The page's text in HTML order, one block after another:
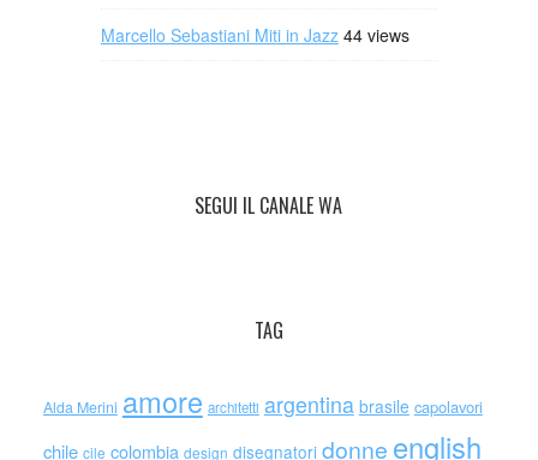
Marcello Sebastiani Miti in Jazz 44 views
SEGUI IL CANALE WA
TAG
Alda Merini amore architetti argentina brasile capolavori
chile cile colombia design disegnatori donne english